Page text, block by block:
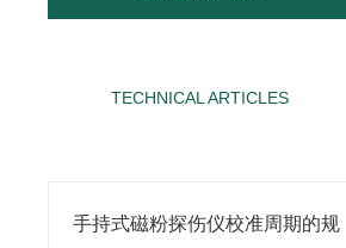
TECHNICAL ARTICLES
手持式磁粉探伤仪校准周期的规